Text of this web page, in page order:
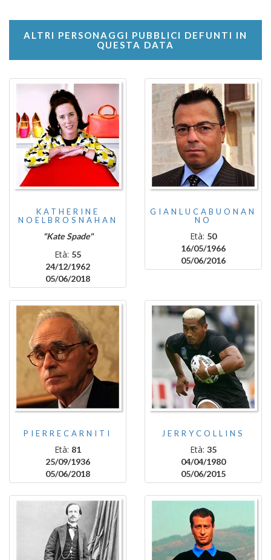
ALTRI PERSONAGGI PUBBLICI DEFUNTI IN
QUESTA DATA
KATHERINE
NOELBROSNAHAN
"Kate Spade"
Età: 55
24/12/1962
05/06/2018
GIANLUCABUONAN
NO
Età: 50
16/05/1966
05/06/2016
PIERRECARNITI
Età: 81
25/09/1936
05/06/2018
JERRYCOLLINS
Età: 35
04/04/1980
05/06/2015